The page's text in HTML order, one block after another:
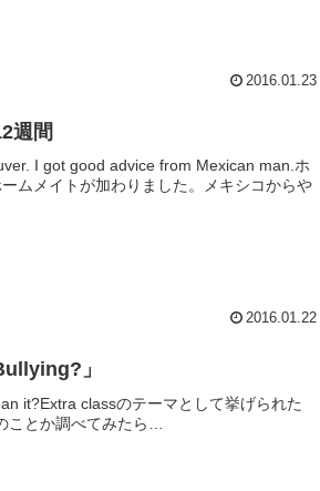
2016.01.23
週間
I got good advice from Mexican man.ホ
ムメイトが加わりました。メキシコからや
2016.01.22
」
it?Extra classのテーマとして挙げられた
ことか調べてみたら…